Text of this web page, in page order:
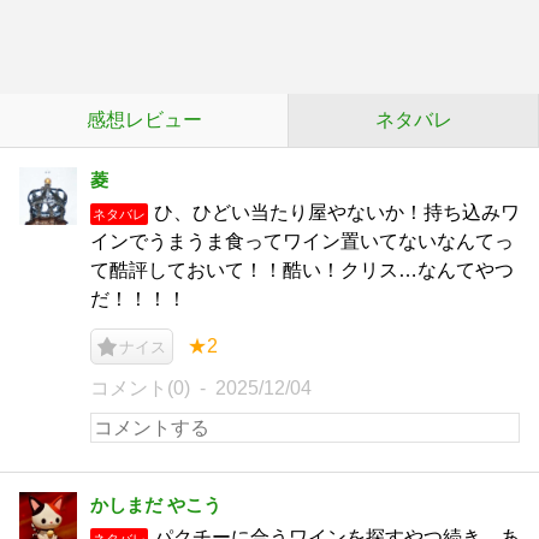
感想レビュー ネタバレ
菱
ネタバレ
ひ、ひどい当たり屋やないか！持ち込みワ
インでうまうま食ってワイン置いてないなんてっ
て酷評しておいて！！酷い！クリス…なんてやつ
だ！！！！
ナイス ★2
コメント(0) 2025/12/04
かしまだ やこう